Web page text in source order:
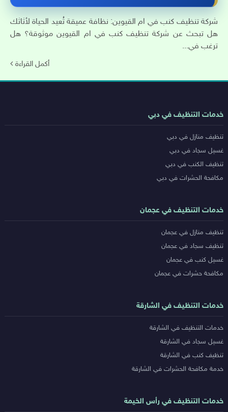
شركة تنظيف كنب في ام القيوين: نظافة عميقة تُعيد الحياة لأثاثك
هل تبحث عن شركة تنظيف كنب في ام القيوين موثوقة؟ هل
ترغب في...
أكمل القراءة
روابط
المدن
خدمات التنظيف في دبي
تنظيف منازل في دبي
غسيل سجاد في دبي
تنظيف الكنب في دبي
مكافحة الحشرات في دبي
خدمات التنظيف في عجمان
تنظيف منازل في عجمان
تنظيف سجاد في عجمان
غسيل كنب في عجمان
مكافحة حشرات في عجمان
خدمات التنظيف في الشارقة
خدمات التنظيف في الشارقة
غسيل سجاد في الشارقة
تنظيف كنب في الشارقة
خدمة مكافحة الحشرات في الشارقة
خدمات التنظيف في رأس الخيمة